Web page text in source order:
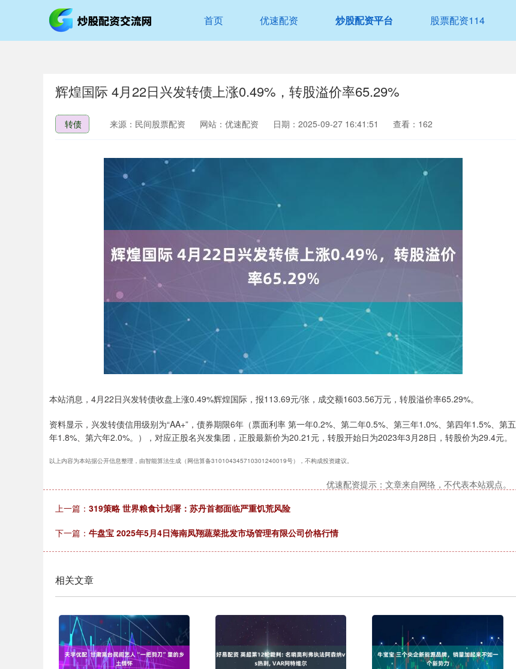
首页 优速配资 炒股配资平台 股票配资114
辉煌国际 4月22日兴发转债上涨0.49%，转股溢价率65.29%
转债 来源：民间股票配资 网站：优速配资 日期：2025-09-27 16:41:51 查看：162
本站消息，4月22日兴发转债收盘上涨0.49%辉煌国际，报113.69元/张，成交额1603.56万元，转股溢价率65.29%。
资料显示，兴发转债信用级别为“AA+”，债券期限6年（票面利率 第一年0.2%、第二年0.5%、第三年1.0%、第四年1.5%、第五
年1.8%、第六年2.0%。），对应正股名兴发集团，正股最新价为20.21元，转股开始日为2023年3月28日，转股价为29.4元。
以上内容为本站据公开信息整理，由智能算法生成（网信算备310104345710301240019号），不构成投资建议。
优速配资提示：文章来自网络，不代表本站观点。
上一篇： 319策略 世界粮食计划署：苏丹首都面临严重饥荒风险
下一篇： 牛盘宝 2025年5月4日海南凤翔蔬菜批发市场管理有限公司价格行情
相关文章
0.66% 深证成指 14235.76 125.64 0.89% 沪深300 4676.15 24.85